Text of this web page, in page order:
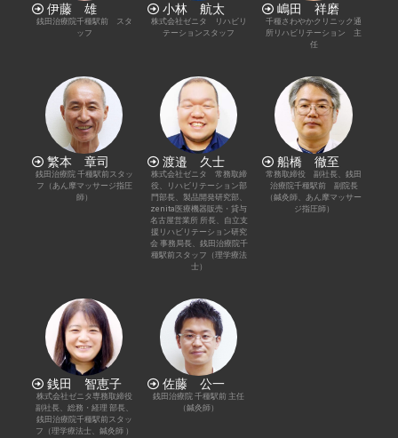
伊藤 雄
銭田治療院千種駅前 スタ
ッフ
小林 航太
株式会社ゼニタ リハビリ
テーションスタッフ
嶋田 祥磨
千種さわやかクリニック通
所リハビリテーション 主
任
繁本 章司
銭田治療院 千種駅前スタッ
フ（あん摩マッサージ指圧
師）
渡邉 久士
株式会社ゼニタ 常務取締
役、リハビリテーション部
門部長、製品開発研究部、
zenita医療機器販売・貸与
名古屋営業所 所長、自立支
援リハビリテーション研究
会 事務局長、銭田治療院千
種駅前スタッフ（理学療法
士）
船橋 徹至
常務取締役 副社長、銭田
治療院千種駅前 副院長
（鍼灸師、あん摩マッサー
ジ指圧師）
銭田 智恵子
株式会社ゼニタ専務取締役
副社長、総務・経理 部長、
銭田治療院千種駅前スタッ
フ（理学療法士、鍼灸師 ）
佐藤 公一
銭田治療院 千種駅前 主任
（鍼灸師）